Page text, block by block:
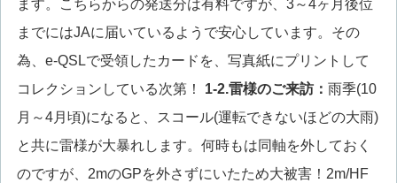
ます。こちらからの発送分は有料ですが、3～4ヶ月後位
までにはJAに届いているようで安心しています。その
為、e-QSLで受領したカードを、写真紙にプリントして
コレクションしている次第！ 1-2.雷様のご来訪： 雨季(10
月～4月頃)になると、スコール(運転できないほどの大雨)
と共に雷様が大暴れします。何時もは同軸を外しておく
のですが、2mのGPを外さずにいたため大被害！2m/HF